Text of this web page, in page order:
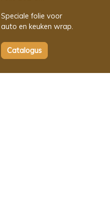
Speciale folie voor
auto en keuken wrap.